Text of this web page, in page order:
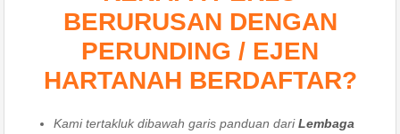
BERURUSAN DENGAN
PERUNDING / EJEN
HARTANAH BERDAFTAR?
Kami tertakluk dibawah garis panduan dariLembaga